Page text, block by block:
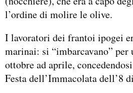
l’ordine di molire le olive.
I lavoratori dei frantoi ipogei
marinai: si “imbarcavano”
ottobre ad aprile,
Festa dell’Immacolata dell’8